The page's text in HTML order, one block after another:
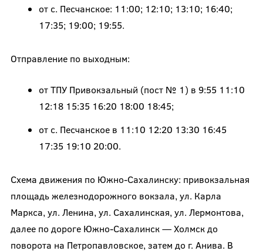
от с. Песчанское: 11:00; 12:10; 13:10; 16:40;
17:35; 19:00; 19:55.
Отправление по выходным:
от ТПУ Привокзальный (пост № 1) в 9:55 11:10
12:18 15:35 16:20 18:00 18:45;
от с. Песчанское в 11:10 12:20 13:30 16:45
17:35 19:10 20:00.
Схема движения по Южно-Сахалинску: привокзальная
площадь железнодорожного вокзала, ул. Карла
Маркса, ул. Ленина, ул. Сахалинская, ул. Лермонтова,
далее по дороге Южно-Сахалинск — Холмск до
поворота на Петропавловское, затем до г. Анива. В